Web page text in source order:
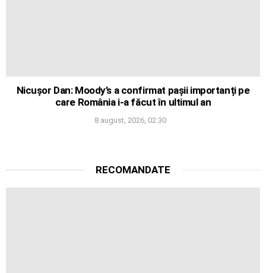
Nicușor Dan: Moody’s a confirmat pașii importanți pe
care România i-a făcut în ultimul an
8 august, 2026, 02:30
RECOMANDATE